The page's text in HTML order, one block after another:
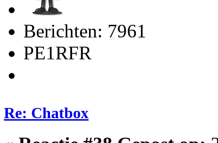
Berichten: 7961
PE1RFR
Re: Chatbox